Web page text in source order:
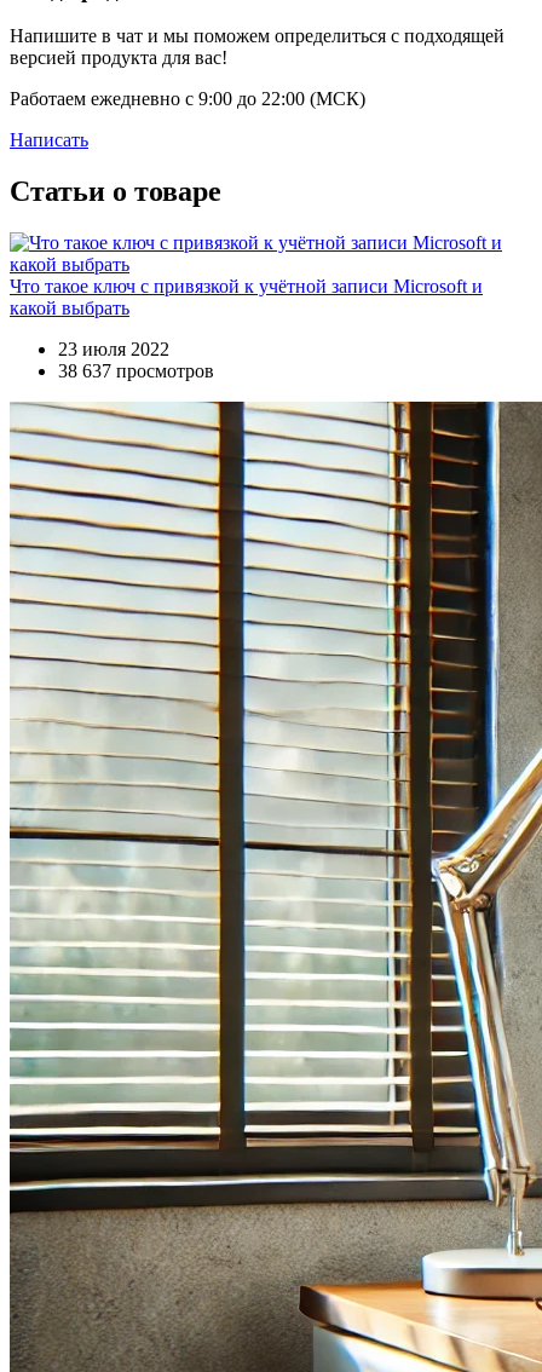
Напишите в чат и мы поможем определиться с подходящей
версией продукта для вас!
Работаем ежедневно с 9:00 до 22:00 (МСК)
Написать
Статьи о товаре
Что такое ключ с привязкой к учётной записи Microsoft и
какой выбрать
23 июля 2022
38 637 просмотров